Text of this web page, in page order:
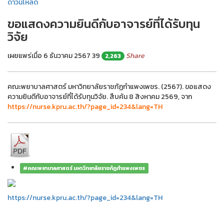
ขอแสดงความยินดีกับอาจารย์ที่ได้รับทุน
วิจัย
เผยแพร่เมื่อ 6 ธันวาคม 256739 2,263 Share
คณะพยาบาลศาสตร์ มหาวิทยาลัยราชภัฏกำแพงเพชร. (2567). ขอแสดง
ความยินดีกับอาจารย์ที่ได้รับทุนวิจัย. สืบค้น 8 สิงหาคม 2569, จาก
https://nurse.kpru.ac.th/?page_id=234&lang=TH
#คณะพยาบาลศาสตร์ มหาวิทยาลัยราชภัฏกำแพงเพชร
https://nurse.kpru.ac.th/?page_id=234&lang=TH